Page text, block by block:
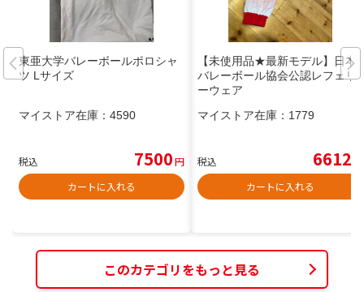
東亜大学バレーボールポロシャ
ツ Lサイズ
マイストア在庫： 4590
税込 7500円
カートに入れる
【未使用品★最新モデル】日本
バレーボール協会公認レフェリ
ーウェア
マイストア在庫： 1779
税込 6612
カートに入れる
このカテゴリをもっと見る